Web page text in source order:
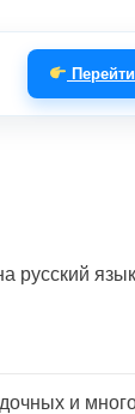
русский
и